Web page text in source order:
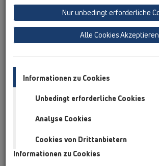
Allgemeine Geschäftsbedingungen /
Allgemeine
I. Allgemeines,
ausschließlich,
unseren Geschäftsbedingungen
Nur unbedingt erforderliche
Alle Cookies Akzeptieren
Informationen zu Cookies
Unbedingt erforderliche Cookies
Analyse Cookies
Cookies von Drittanbietern
Informationen zu Cookies